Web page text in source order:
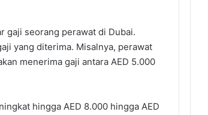
gaji seorang perawat di Dubai.
yang diterima. Misalnya, perawat
menerima gaji antara AED 5.000
hingga AED 8.000 hingga AED